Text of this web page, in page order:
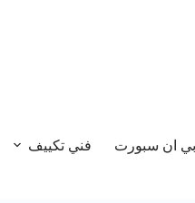
ان سبورت فني تكييف